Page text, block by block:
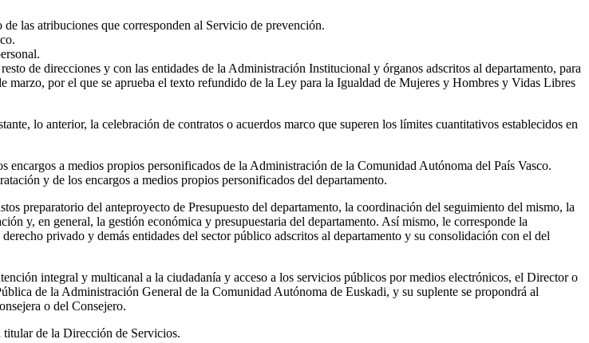
las atribuciones que corresponden al Servicio de prevención.
de direcciones y con las entidades de la Administración Institucional y órganos adscritos al departamento, para
por el que se aprueba el texto refundido de la Ley para la Igualdad de Mujeres y Hombres y Vidas Libres
lo anterior, la celebración de contratos o acuerdos marco que superen los límites cuantitativos establecidos en
a medios propios personificados de la Administración de la Comunidad Autónoma del País Vasco.
y de los encargos a medios propios personificados del departamento.
preparatorio del anteproyecto de Presupuesto del departamento, la coordinación del seguimiento del mismo, la
y, en general, la gestión económica y presupuestaria del departamento. Así mismo, le corresponde la
privado y demás entidades del sector público adscritos al departamento y su consolidación con el del
integral y multicanal a la ciudadanía y acceso a los servicios públicos por medios electrónicos, el Director o
de la Administración General de la Comunidad Autónoma de Euskadi, y su suplente se propondrá al
o del Consejero.
de la Dirección de Servicios.